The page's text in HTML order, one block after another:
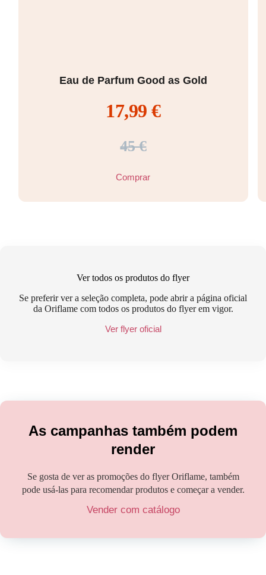
Eau de Parfum Good as Gold
17,99 €
45 €
Comprar
Ver todos os produtos do flyer
Se preferir ver a seleção completa, pode abrir a página oficial
da Oriflame com todos os produtos do flyer em vigor.
Ver flyer oficial
As campanhas também podem
render
Se gosta de ver as promoções do flyer Oriflame, também
pode usá-las para recomendar produtos e começar a vender.
Vender com catálogo